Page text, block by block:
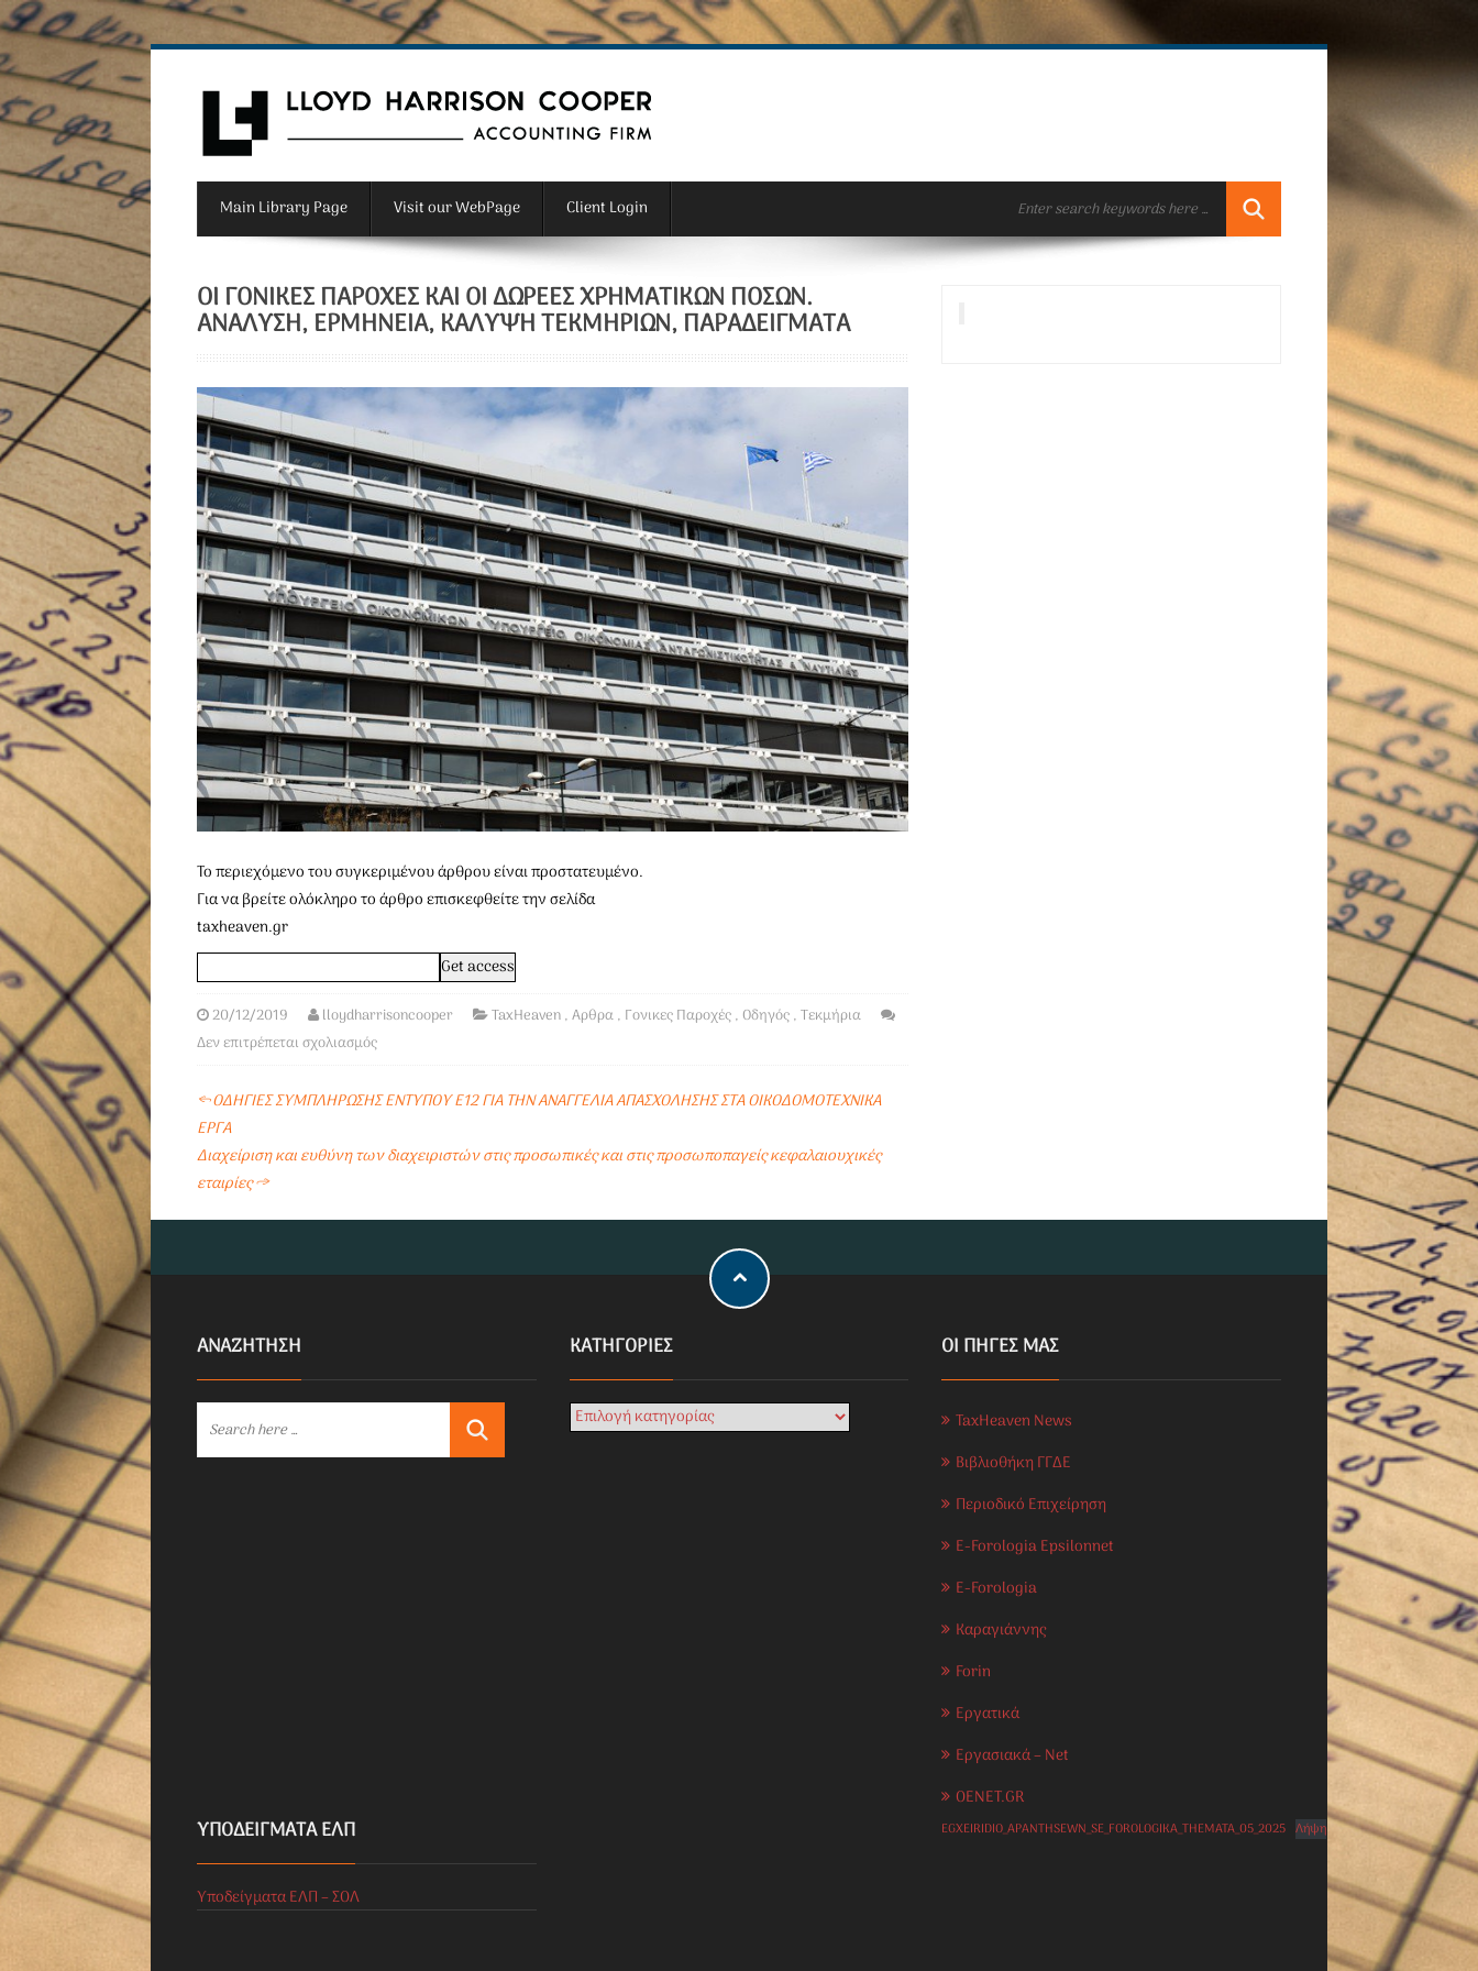
Main Library Page Visit our WebPage Client Login
ΟΙ ΓΟΝΙΚΕΣ ΠΑΡΟΧΕΣ ΚΑΙ ΟΙ ΔΩΡΕΕΣ ΧΡΗΜΑΤΙΚΩΝ ΠΟΣΩΝ.
ΑΝΑΛΥΣΗ, ΕΡΜΗΝΕΙΑ, ΚΑΛΥΨΗ ΤΕΚΜΗΡΙΩΝ, ΠΑΡΑΔΕΙΓΜΑΤΑ
To περιεχόμενο του συγκεριμένου άρθρου είναι προστατευμένο.
Για να βρείτε ολόκληρο το άρθρο επισκεφθείτε την σελίδα
taxheaven.gr
20/12/2019 lloydharrisoncooper TaxHeaven,Αρθρα, Γονικες Παροχές, Οδηγός,Τεκμήρια
Δεν επιτρέπεται σχολιασμός
←ΟΔΗΓΙΕΣ ΣΥΜΠΛΗΡΩΣΗΣ ΕΝΤΥΠΟΥ Ε12 ΓΙΑ ΤΗΝ ΑΝΑΓΓΕΛΙΑ ΑΠΑΣΧΟΛΗΣΗΣ ΣΤΑ ΟΙΚΟΔΟΜΟΤΕΧΝΙΚΑ
ΕΡΓΑ
Διαχείριση και ευθύνη των διαχειριστών στις προσωπικές και στις προσωποπαγείς κεφαλαιουχικές
εταιρίες→
ΑΝΑΖΗΤΗΣΗ KΑΤΗΓΟΡΊΕΣ ΟΙ ΠΗΓΕΣ ΜΑΣ
TaxHeaven News
Βιβλιοθήκη ΓΓΔΕ
Περιοδικό Επιχείρηση
E-Forologia Epsilonnet
E-Forologia
Καραγιάννης
Forin
Εργατικά
Εργασιακά – Net
OENET.GR
ΥΠΟΔΕΊΓΜΑΤΑ ΕΛΠ
Υποδείγματα ΕΛΠ – ΣΟΛ
EGXEIRIDIO_APANTHSEWN_SE_FOROLOGIKA_THEMATA_05_2025 Λήψη